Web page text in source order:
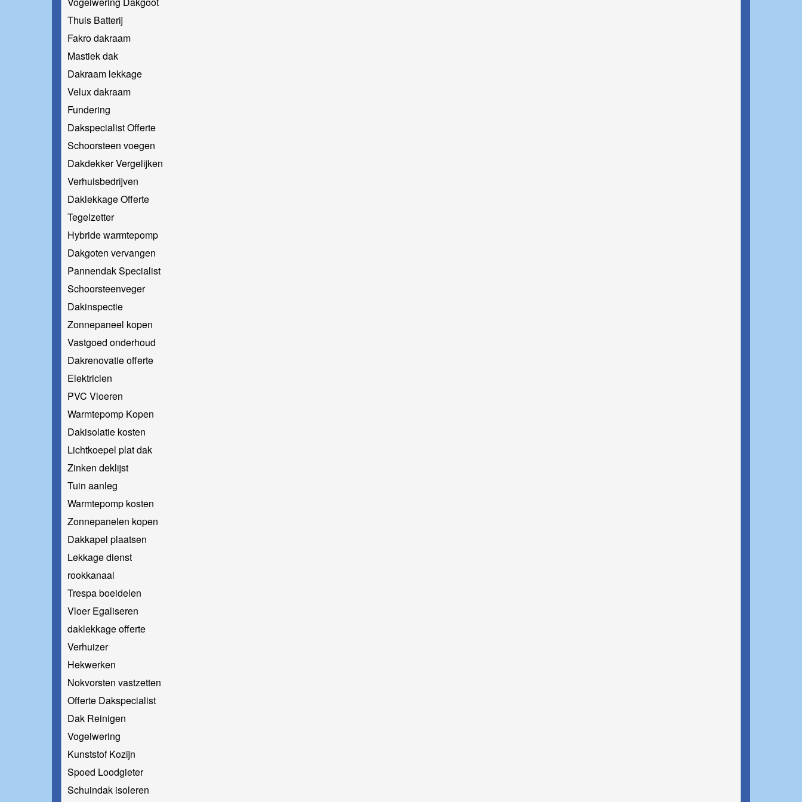
Thuis Batterij
Fakro dakraam
Mastiek dak
Dakraam lekkage
Velux dakraam
Fundering
Dakspecialist Offerte
Schoorsteen voegen
Dakdekker Vergelijken
Verhuisbedrijven
Daklekkage Offerte
Tegelzetter
Hybride warmtepomp
Dakgoten vervangen
Pannendak Specialist
Schoorsteenveger
Dakinspectie
Zonnepaneel kopen
Vastgoed onderhoud
Dakrenovatie offerte
Elektricien
PVC Vloeren
Warmtepomp Kopen
Dakisolatie kosten
Lichtkoepel plat dak
Zinken deklijst
Tuin aanleg
Warmtepomp kosten
Zonnepanelen kopen
Dakkapel plaatsen
Lekkage dienst
rookkanaal
Trespa boeidelen
Vloer Egaliseren
daklekkage offerte
Verhuizer
Hekwerken
Nokvorsten vastzetten
Offerte Dakspecialist
Dak Reinigen
Vogelwering
Kunststof Kozijn
Spoed Loodgieter
Schuindak isoleren